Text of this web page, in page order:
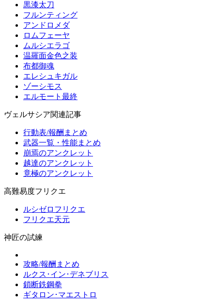
黒漆太刀
フルンティング
アンドロメダ
ロムフェーヤ
ムルシエラゴ
温羅面金色之装
布都御魂
エレシュキガル
ゾーシモス
エルモート最終
ヴェルサシア関連記事
行動表/報酬まとめ
武器一覧・性能まとめ
崩焉のアンクレット
越達のアンクレット
竟極のアンクレット
高難易度フリクエ
ルシゼロフリクエ
フリクエ天元
神匠の試練
攻略/報酬まとめ
ルクス･イン･デネブリス
鎖断鉄鋼拳
ギタロン･マエストロ